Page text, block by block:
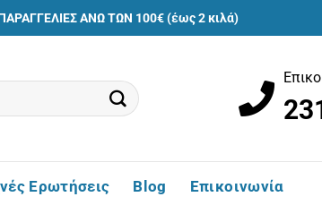
ΑΝΩ ΤΩΝ 100€ (έως 2 κιλά)
Ερωτήσεις Blog Επικοινωνία